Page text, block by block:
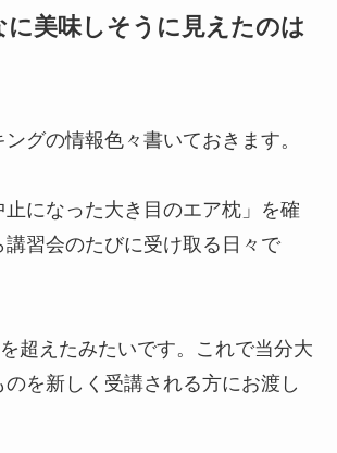
に美味しそうに見えたのは
グの情報色々書いておきます。
になった大き目のエア枕」を確
習会のたびに受け取る日々で
超えたみたいです。これで当分大
のを新しく受講される方にお渡し